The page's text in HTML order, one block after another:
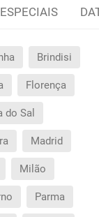
Brindisi
Florença
do Sal
Madrid
Milão
Parma